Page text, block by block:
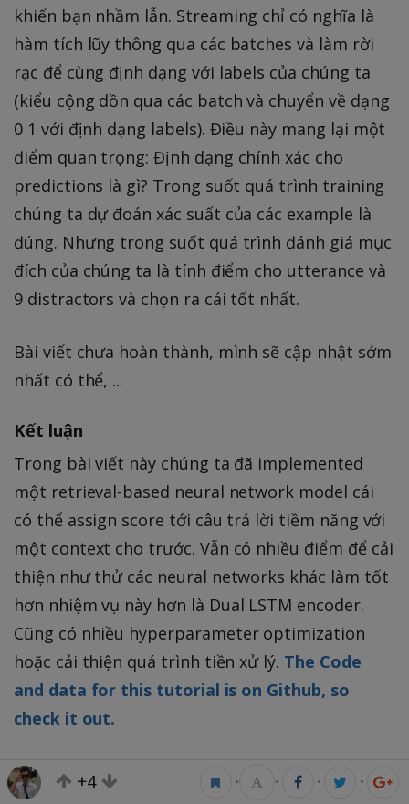
khiến bạn nhầm lẫn. Streaming chỉ có nghĩa là
hàm tích lũy thông qua các batches và làm rời
rạc để cùng định dạng với labels của chúng ta
(kiểu cộng dồn qua các batch và chuyển về dạng
0 1 với định dạng labels). Điều này mang lại một
điểm quan trọng: Định dạng chính xác cho
predictions là gì? Trong suốt quá trình training
chúng ta dự đoán xác suất của các example là
đúng. Nhưng trong suốt quá trình đánh giá mục
đích của chúng ta là tính điểm cho utterance và
9 distractors và chọn ra cái tốt nhất.
Bài viết chưa hoàn thành, mình sẽ cập nhật sớm
nhất có thể, ...
Kết luận
Trong bài viết này chúng ta đã implemented
một retrieval-based neural network model cái
có thể assign score tới câu trả lời tiềm năng với
một context cho trước. Vẫn có nhiều điểm để cải
thiện như thử các neural networks khác làm tốt
hơn nhiệm vụ này hơn là Dual LSTM encoder.
Cũng có nhiều hyperparameter optimization
hoặc cải thiện quá trình tiền xử lý. The Code
and data for this tutorial is on Github, so
check it out.
Kết thúc
+4 • • • •